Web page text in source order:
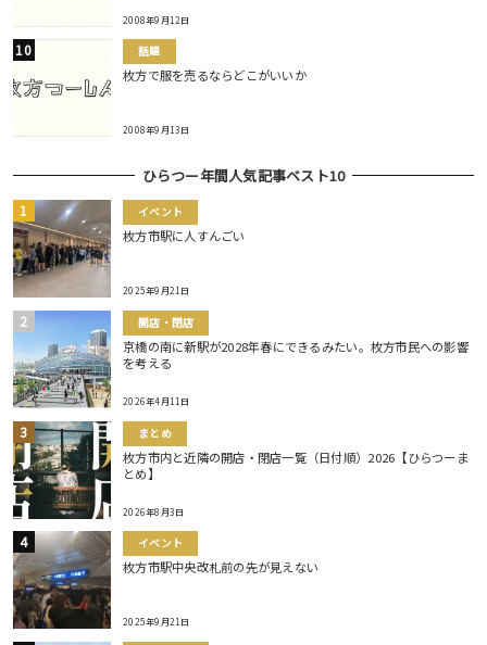
2008年9月12日
話題
枚方で服を売るならどこがいいか
2008年9月13日
ひらつー年間人気記事ベスト10
イベント
枚方市駅に人すんごい
2025年9月21日
開店・閉店
京橋の南に新駅が2028年春にできるみたい。枚方市民への影響
を考える
2026年4月11日
まとめ
枚方市内と近隣の開店・閉店一覧（日付順）2026【ひらつーま
とめ】
2026年8月3日
イベント
枚方市駅中央改札前の先が見えない
2025年9月21日